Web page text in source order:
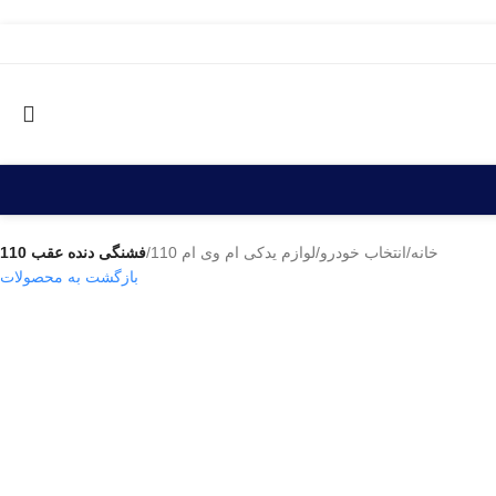
خانه/انتخاب خودرو/لوازم یدکی ام وی ام 110 /فشنگی دنده عقب 110
بازگشت به محصولات